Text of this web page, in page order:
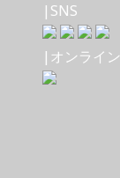
|SNS
|オンライ